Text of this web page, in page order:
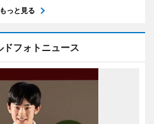
もっと見る
ドフォトニュース